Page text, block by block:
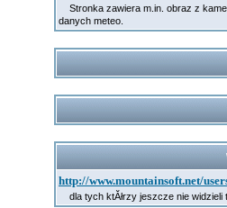
Stronka zawiera m.in. obraz z
danych meteo.
http://www.mountainsoft.net/
dla tych ktĂłrzy jeszcze nie widzieli